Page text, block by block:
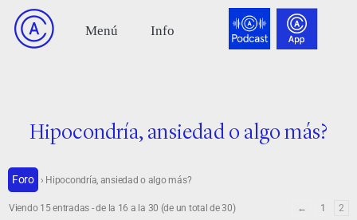
Hipocondría, ansiedad o algo más?
Foro › Hipocondría, ansiedad o algo más?
Viendo 15 entradas - de la 16 a la 30 (de un total de 30) ← 1 2